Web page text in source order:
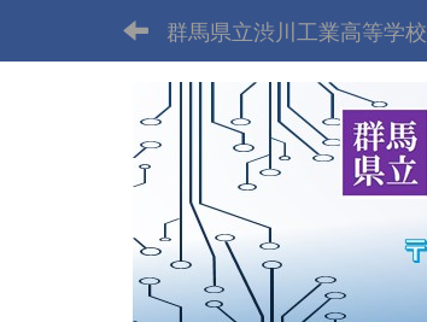
群馬県立渋川工業高等学校